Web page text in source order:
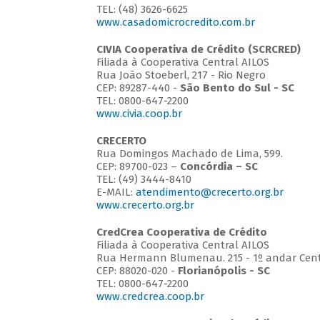
TEL: (48) 3626-6625
www.casadomicrocredito.com.br
CIVIA Cooperativa de Crédito (SCRCRED)
Filiada à Cooperativa Central AILOS
Rua João Stoeberl, 217 - Rio Negro
CEP: 89287-440 - São Bento do Sul - SC
TEL: 0800-647-2200
www.civia.coop.br
CRECERTO
Rua Domingos Machado de Lima, 599.
CEP: 89700-023 – Concórdia – SC
TEL: (49) 3444-8410
E-MAIL: atendimento@crecerto.org.br
www.crecerto.org.br
CredCrea Cooperativa de Crédito
Filiada à Cooperativa Central AILOS
Rua Hermann Blumenau. 215 - 1º andar
CEP: 88020-020 - Florianópolis - SC
TEL: 0800-647-2200
www.credcrea.coop.br